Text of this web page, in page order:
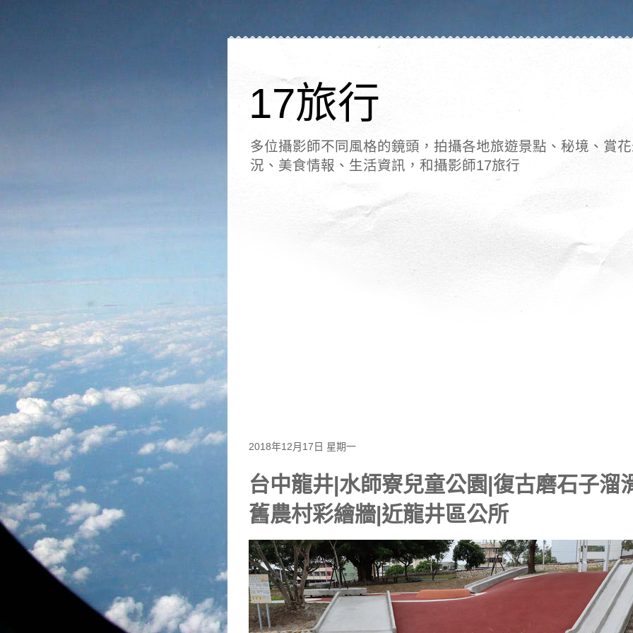
17旅行
多位攝影師不同風格的鏡頭，拍攝各地旅遊景點、秘境、賞
況、美食情報、生活資訊，和攝影師17旅行
2018年12月17日 星期一
台中龍井|水師寮兒童公園|復古磨石子溜
舊農村彩繪牆|近龍井區公所